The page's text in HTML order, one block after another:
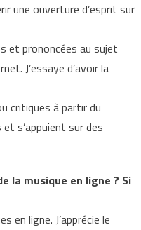
une ouverture d’esprit sur
et prononcées au sujet
J’essaye d’avoir la
critiques à partir du
s’appuient sur des
la musique en ligne ? Si
en ligne. J’apprécie le